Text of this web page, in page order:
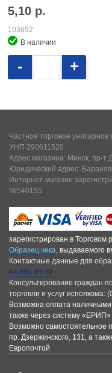
5,10 р.
103692
В наличии
- +
Частное торговое
УНП 290611520
Адрес магазина: Минск, пр-т
Юридический адрес:
Интернет-магазин
№540155
зарегистрирован в
Образец чека, выдаваемого
Контактные данные для
44 560 96 00.
Консультирование граждан
торговли и услуг
Возможна оплата наличными
также через систему
Возможно самостоятельное
пр. Дзержинского, 131, а
Европочтой